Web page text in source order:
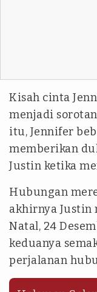
Kisah cinta
menjadi
itu, Jennifer
memberikan
Justin ketika
Hubungan
akhirnya Justin
Natal, 24
keduanya
perjalanan